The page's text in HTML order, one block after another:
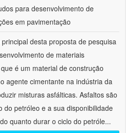
para desenvolvimento de
em pavimentação
desta proposta de pesquisa
de materiais
é um material de construção
agente cimentante na indústria da
misturas asfálticas. Asfaltos são
do petróleo e a sua disponibilidade
quanto durar o ciclo do petróle...